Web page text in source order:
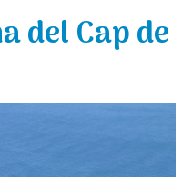
del Cap de